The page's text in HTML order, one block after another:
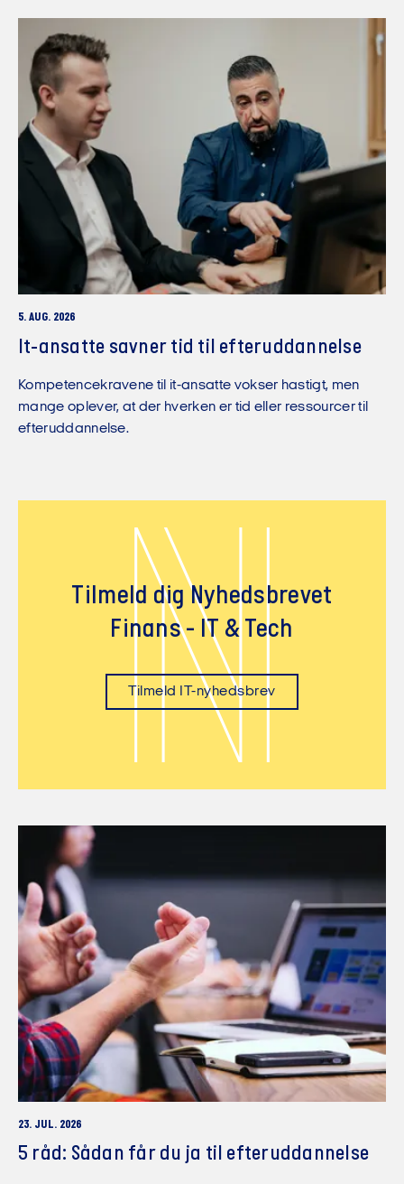
5. AUG. 2026
It-ansatte savner tid til efteruddannelse
Kompetencekravene til it-ansatte vokser hastigt, men
mange oplever, at der hverken er tid eller ressourcer til
efteruddannelse.
N
Tilmeld dig Nyhedsbrevet
Finans - IT & Tech
Tilmeld IT-nyhedsbrev
23. JUL. 2026
5 råd: Sådan får du ja til efteruddannelse